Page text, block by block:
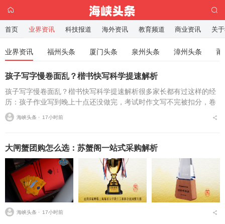
业界资讯 福州头条 厦门头条 泉州头条 漳州头条 莆
孩子写字慢卷面乱？楷书快写科学提速解析
孩子写字慢卷面乱？楷书快写科学提速解析很多家长都有过这样的经
历：孩子作业写到晚上十点还没做完，考试时作文写不完被扣分，卷
面因为字迹潦草被老师多次点名。据相关调查显示，67%的小学生存
在书写速度不达标问...
海峡头条 ⋅ 17小时前
大闸蟹团购怎么选：苏蟹阁一站式采购解析
海峡头条 ⋅ 17小时前
首页 业界资讯 科技报道 海外资讯 教育频道 商业资讯 关